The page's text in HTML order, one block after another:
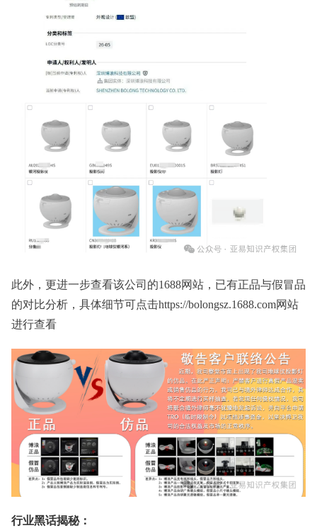
此外，更进一步查看该公司的1688网站，已有正品与假冒品
的对比分析，具体细节可点击https://bolongsz.1688.com网站
进行查看
行业黑话揭秘：